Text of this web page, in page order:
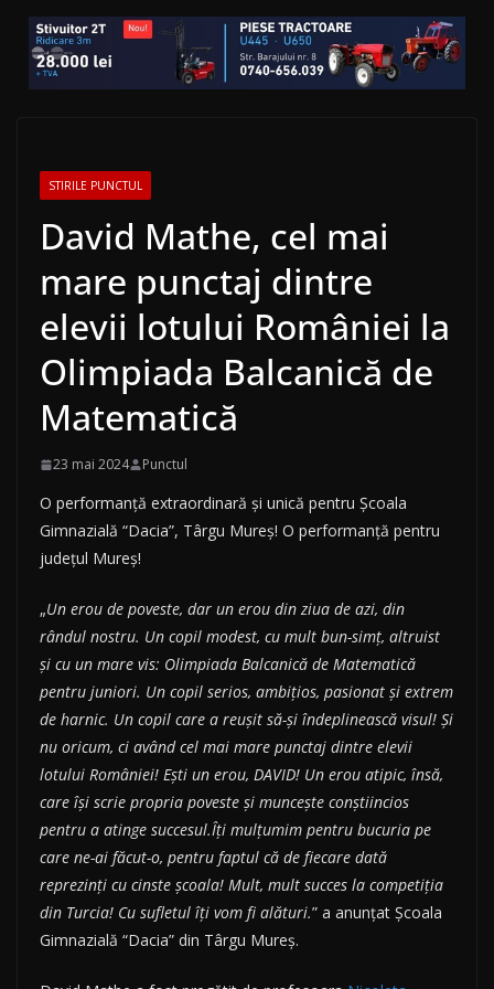
STIRILE PUNCTUL
David Mathe, cel mai
mare punctaj dintre
elevii lotului României la
Olimpiada Balcanică de
Matematică
23 mai 2024 Punctul
O performanță extraordinară și unică pentru Școala
Gimnazială “Dacia”, Târgu Mureș! O performanță pentru
județul Mureș!
„Un erou de poveste, dar un erou din ziua de azi, din
rândul nostru. Un copil modest, cu mult bun-simț, altruist
și cu un mare vis: Olimpiada Balcanică de Matematică
pentru juniori. Un copil serios, ambițios, pasionat și extrem
de harnic. Un copil care a reușit să-și îndeplinească visul! Și
nu oricum, ci având cel mai mare punctaj dintre elevii
lotului României! Ești un erou, DAVID! Un erou atipic, însă,
care își scrie propria poveste și muncește conștiincios
pentru a atinge succesul.Îți mulțumim pentru bucuria pe
care ne-ai făcut-o, pentru faptul că de fiecare dată
reprezinți cu cinste școala! Mult, mult succes la competiția
din Turcia! Cu sufletul îți vom fi alături.” a anunțat Școala
Gimnazială “Dacia” din Târgu Mureș.